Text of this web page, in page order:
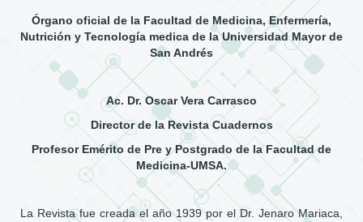
Órgano oficial de la Facultad de Medicina, Enfermería,
Nutrición y Tecnología medica de la Universidad Mayor de
San Andrés
Ac. Dr. Oscar Vera Carrasco
Director de la Revista Cuadernos
Profesor Emérito de Pre y Postgrado de la Facultad de
Medicina-UMSA.
La Revista fue creada el año 1939 por el Dr. Jenaro Mariaca,